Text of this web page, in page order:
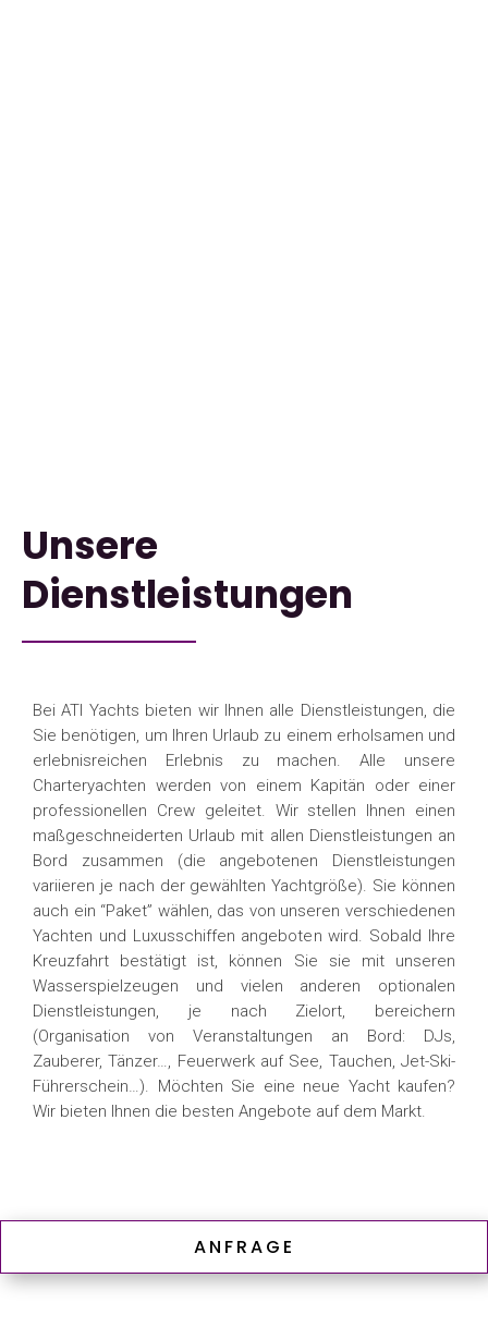
Unsere
Dienstleistungen
Bei ATI Yachts bieten wir Ihnen alle Dienstleistungen, die
Sie benötigen, um Ihren Urlaub zu einem erholsamen und
erlebnisreichen Erlebnis zu machen. Alle unsere
Charteryachten werden von einem Kapitän oder einer
professionellen Crew geleitet. Wir stellen Ihnen einen
maßgeschneiderten Urlaub mit allen Dienstleistungen an
Bord zusammen (die angebotenen Dienstleistungen
variieren je nach der gewählten Yachtgröße). Sie können
auch ein “Paket” wählen, das von unseren verschiedenen
Yachten und Luxusschiffen angeboten wird. Sobald Ihre
Kreuzfahrt bestätigt ist, können Sie sie mit unseren
Wasserspielzeugen und vielen anderen optionalen
Dienstleistungen, je nach Zielort, bereichern
(Organisation von Veranstaltungen an Bord: DJs,
Zauberer, Tänzer…, Feuerwerk auf See, Tauchen, Jet-Ski-
Führerschein…). Möchten Sie eine neue Yacht kaufen?
Wir bieten Ihnen die besten Angebote auf dem Markt.
ANFRAGE